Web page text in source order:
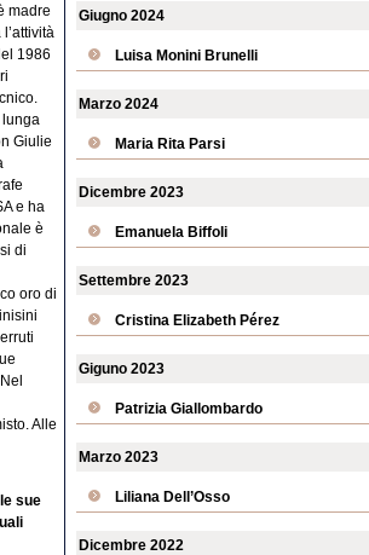
madre
1986
lunga
Giulie
e ha
è
di
oro di
Alle
sue
Giugno 2024
Luisa Monini Brunelli
Marzo 2024
Maria Rita Parsi
Dicembre 2023
Emanuela Biffoli
Settembre 2023
Cristina Elizabeth Pérez
Giguno 2023
Patrizia Giallombardo
Marzo 2023
Liliana Dell’Osso
Dicembre 2022